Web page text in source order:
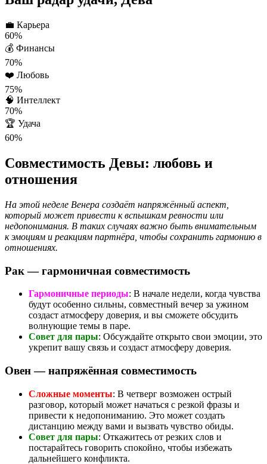
💼 Карьера
60%
💰 Финансы
70%
❤️ Любовь
75%
🧠 Интеллект
70%
🏆 Удача
60%
Совместимость Девы: любовь и
отношения
На этой неделе Венера создаёт напряжённый аспект,
который может привести к вспышкам ревности или
недопонимания. В таких случаях важно быть внимательным
к эмоциям и реакциям партнёра, чтобы сохранить гармонию в
отношениях.
Рак — гармоничная совместимость
Гармоничные периоды: В начале недели, когда чувства
будут особенно сильны, совместный вечер за ужином
создаст атмосферу доверия, и вы сможете обсудить
волнующие темы в паре.
Совет для пары: Обсуждайте открыто свои эмоции, это
укрепит вашу связь и создаст атмосферу доверия.
Овен — напряжённая совместимость
Сложные моменты: В четверг возможен острый
разговор, который может начаться с резкой фразы и
привести к недопониманию. Это может создать
дистанцию между вами и вызвать чувство обиды.
Совет для пары: Откажитесь от резких слов и
постарайтесь говорить спокойно, чтобы избежать
дальнейшего конфликта.